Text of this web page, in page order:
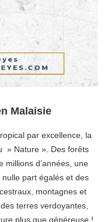
Malaisie
par excellence, la
» Nature ». Des forêts
millions d’années, une
part égalés et des
montagnes et
terres verdoyantes,
plus que généreuse !